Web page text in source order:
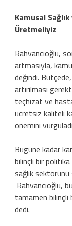
Kamusal
Üretmeliyiz
Rahvancıoğlu,
artmasıyla,
değindi.
artırılması
teçhizat ve
ücretsiz kaliteli
önemini
Bugüne kadar
bilinçli bir
sağlık sektörünü
Rahvancıoğlu,
tamamen bilinçli
dedi.